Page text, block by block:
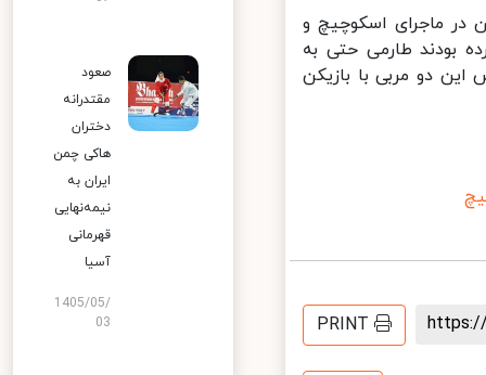
ماجرای اسکوچیچ و
بودند طارمی حتی به
دو مربی با بازیکن
PRINT
صعود
مقتدرانه
دختران
هاکی چمن
ایران به
نیمه‌نهایی
قهرمانی
آسیا
1405/05/
03